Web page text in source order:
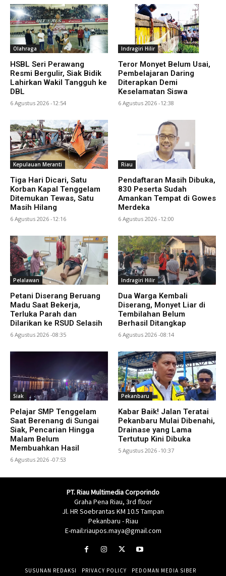
Olahraga
HSBL Seri Perawang
Resmi Bergulir, Siak Bidik
Lahirkan Wakil Tangguh ke
DBL
6 Agustus 2026 -12:54
Indragiri Hilir
Teror Monyet Belum Usai,
Pembelajaran Daring
Diterapkan Demi
Keselamatan Siswa
6 Agustus 2026 -12:38
Kepulauan Meranti
Tiga Hari Dicari, Satu
Korban Kapal Tenggelam
Ditemukan Tewas, Satu
Masih Hilang
6 Agustus 2026 -12:16
Riau
Pendaftaran Masih Dibuka,
830 Peserta Sudah
Amankan Tempat di Gowes
Merdeka
6 Agustus 2026 -12:00
Pelalawan
Petani Diserang Beruang
Madu Saat Bekerja,
Terluka Parah dan
Dilarikan ke RSUD Selasih
6 Agustus 2026 -08:35
Indragiri Hilir
Dua Warga Kembali
Diserang, Monyet Liar di
Tembilahan Belum
Berhasil Ditangkap
6 Agustus 2026 -08:14
Siak
Pelajar SMP Tenggelam
Saat Berenang di Sungai
Siak, Pencarian Hingga
Malam Belum
Membuahkan Hasil
6 Agustus 2026 -07:53
Pekanbaru
Kabar Baik! Jalan Teratai
Pekanbaru Mulai Dibenahi,
Drainase yang Lama
Tertutup Kini Dibuka
5 Agustus 2026 -10:37
PT. Riau Multimedia Corporindo
Graha Pena Riau, 3rd floor
Jl. HR Soebrantas KM 10.5 Tampan
Pekanbaru - Riau
E-mail:riaupos.maya@gmail.com
SUSUNAN REDAKSI PRIVACY POLICY PEDOMAN MEDIA SIBER